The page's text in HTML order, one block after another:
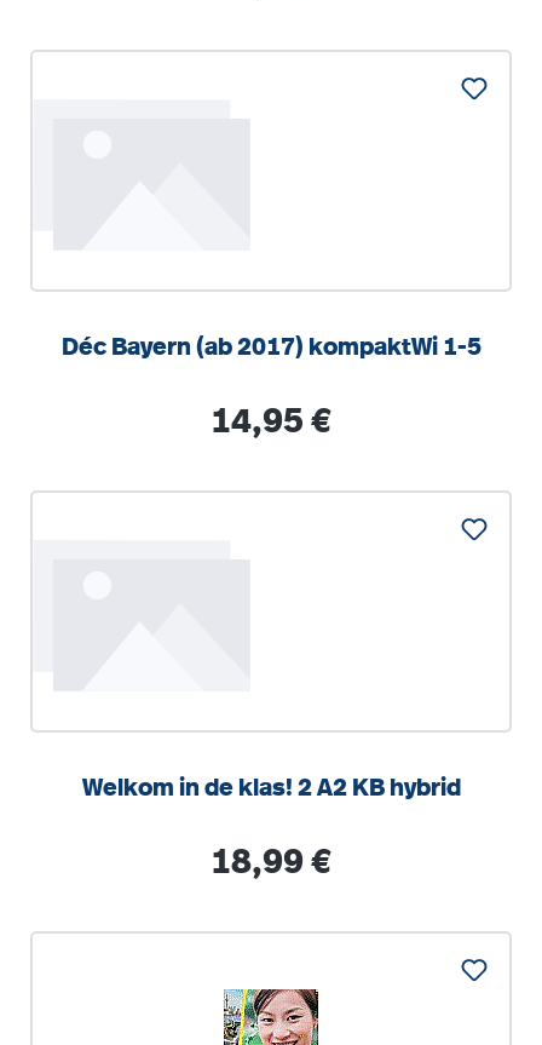
Déc Bayern (ab 2017) kompaktWi 1-5
Regulärer Preis:
14,95 €
Welkom in de klas! 2 A2 KB hybrid
Regulärer Preis:
18,99 €